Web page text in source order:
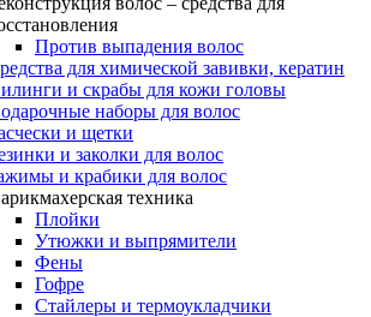
Против выпадения волос
для химической завивки, кератин
и скрабы для кожи головы
наборы для волос
и щетки
и заколки для волос
и крабики для волос
техника
Плойки
Утюжки и выпрямители
Фены
Гофре
Стайлеры и термоукладчики